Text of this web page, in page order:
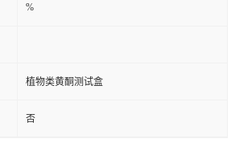
%
植物类黄酮测试盒
否